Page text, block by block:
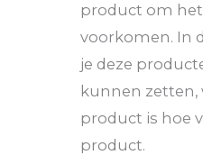
product om
voorkomen. In
je deze
kunnen
product is hoe
product.